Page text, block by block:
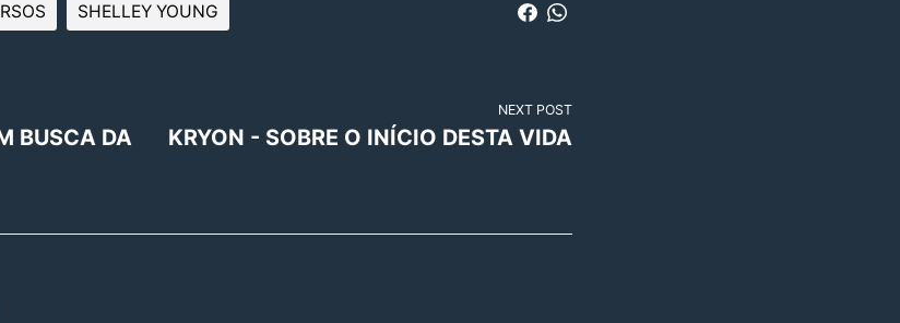
SHELLEY YOUNG
BUSCA DA
NEXT POST
KRYON - SOBRE O INÍCIO DESTA VIDA